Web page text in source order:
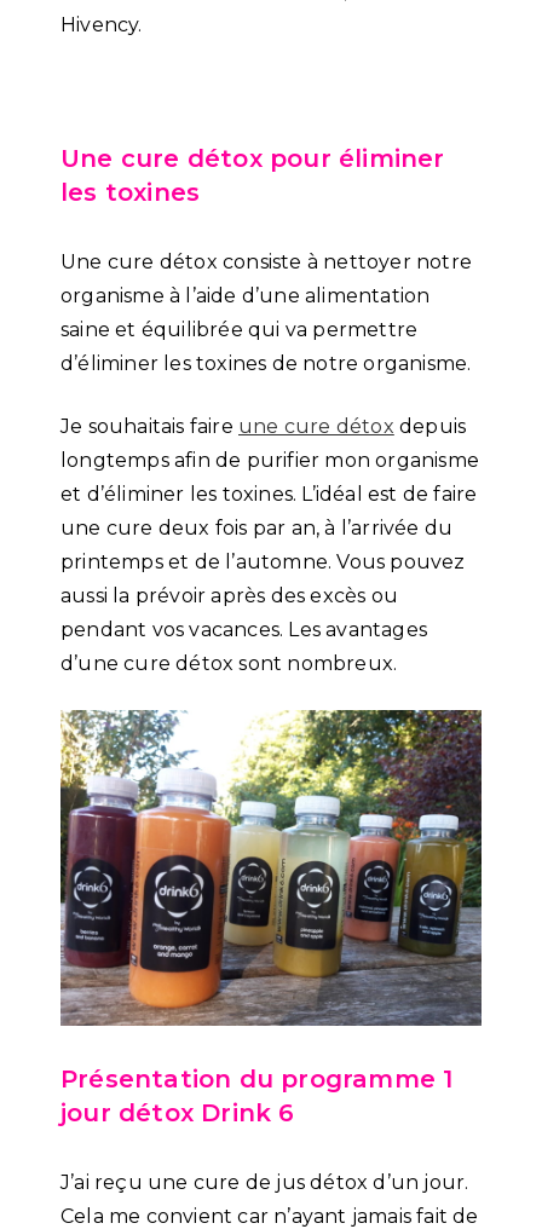
Hivency.
Une cure détox pour éliminer
les toxines
Une cure détox consiste à nettoyer notre
organisme à l’aide d’une alimentation
saine et équilibrée qui va permettre
d’éliminer les toxines de notre organisme.
Je souhaitais faire une cure détox depuis
longtemps afin de purifier mon organisme
et d’éliminer les toxines. L’idéal est de faire
une cure deux fois par an, à l’arrivée du
printemps et de l’automne. Vous pouvez
aussi la prévoir après des excès ou
pendant vos vacances. Les avantages
d’une cure détox sont nombreux.
Présentation du programme 1
jour détox Drink 6
J’ai reçu une cure de jus détox d’un jour.
Cela me convient car n’ayant jamais fait de